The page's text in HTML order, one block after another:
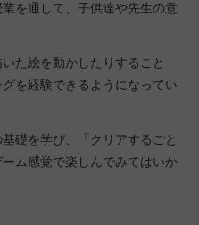
を通して、子供達や先生の意
た絵を動かしたりすること
を経験できるようになってい
礎を学び、「クリアするごと
ム感覚で楽しんでみてはいか